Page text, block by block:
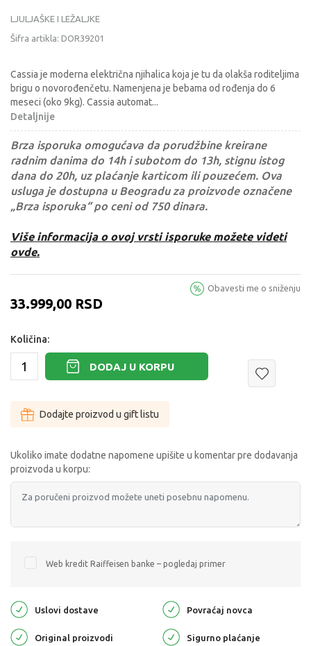
LJULJAŠKE I LEŽALJKE
Šifra artikla: DOR39201
Cassia je moderna električna njihalica koja je tu da olakša roditeljima
brigu o novorođenčetu. Namenjena je bebama od rođenja do 6
meseci (oko 9kg). Cassia automat...
Detaljnije
Brza isporuka omogućava da porudžbine kreirane
radnim danima do 14h i subotom do 13h, stignu istog
dana do 20h, uz plaćanje karticom ili pouzećem. Ova
usluga je dostupna u Beogradu za proizvode označene
„Brza isporuka“ po ceni od 750 dinara.
Više informacija o ovoj vrsti isporuke možete videti
ovde.
33.999,00 RSD
Obavesti me o sniženju
Količina:
DODAJ U KORPU
Dodajte proizvod u gift listu
Ukoliko imate dodatne napomene upišite u komentar pre dodavanja
proizvoda u korpu:
Web kredit Raiffeisen banke – pogledaj primer
Uslovi dostave Povraćaj novca
Original proizvodi Sigurno plaćanje